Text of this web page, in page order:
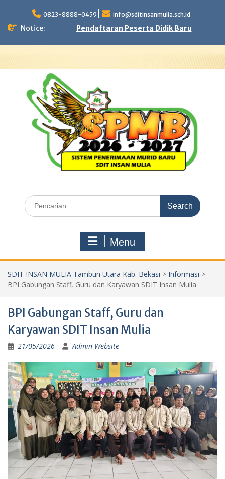
content
0823-8888-0459 info@sditinsanmulia.sch.id
Notice: Pendaftaran Peserta Didik Baru
Search
for:
Menu
SDIT INSAN MULIA Tambun Utara Kab. Bekasi > Informasi >
BPI Gabungan Staff, Guru dan Karyawan SDIT Insan Mulia
BPI Gabungan Staff, Guru dan
Karyawan SDIT Insan Mulia
21/05/2026 Admin Website